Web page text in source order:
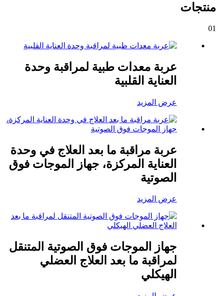
منتجات
01
عربة معدات طبية لمراقبة وحدة
العناية القلبية
عرض المزيد
عربة مراقبة ما بعد العلاج في وحدة
العناية المركزة، جهاز الموجات فوق
الصوتية
عرض المزيد
جهاز الموجات فوق الصوتية المتنقل
لمراقبة ما بعد العلاج العضلي
الهيكلي